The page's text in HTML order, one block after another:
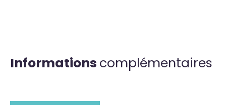
Informations complémentaires